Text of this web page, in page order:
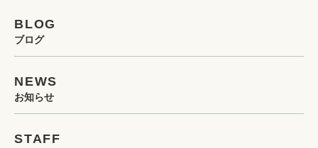
BLOG
ブログ
NEWS
お知らせ
STAFF